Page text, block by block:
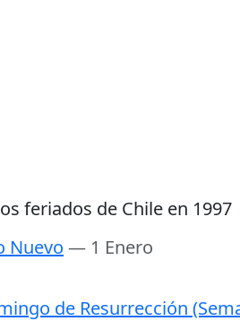
feriados de Chile en 1997
Nuevo — 1 Enero
de Resurrección